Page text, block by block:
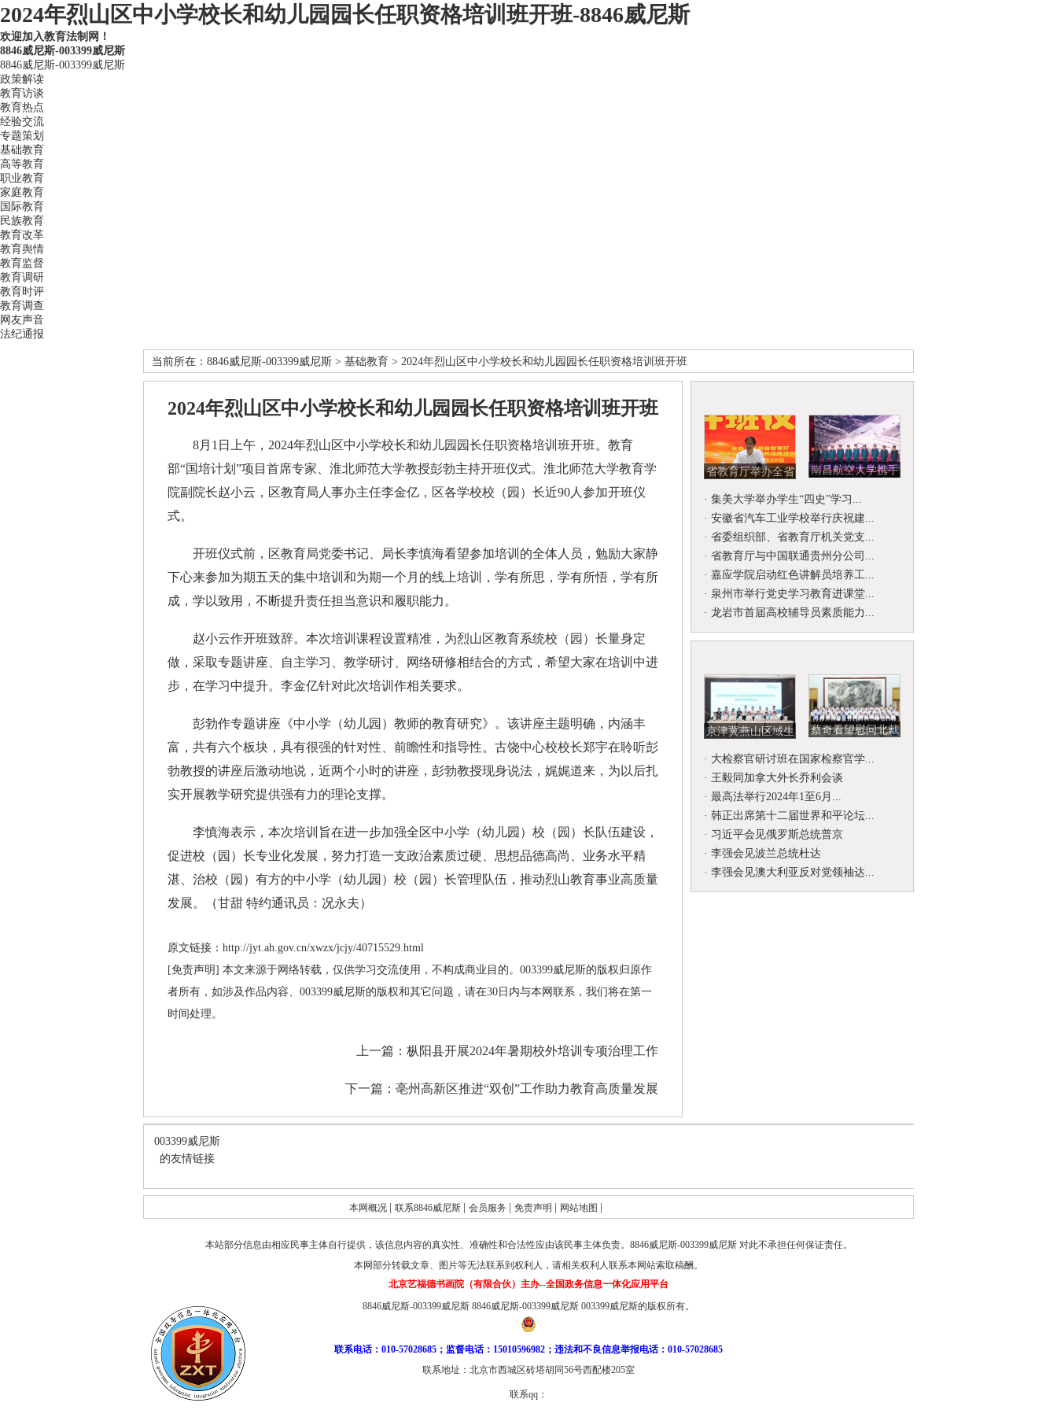
2024年烈山区中小学校长和幼儿园园长任职资格培训班开班-8846威尼斯
欢迎加入教育法制网！
8846威尼斯-003399威尼斯
8846威尼斯-003399威尼斯
政策解读
教育访谈
教育热点
经验交流
专题策划
基础教育
高等教育
职业教育
家庭教育
国际教育
民族教育
教育改革
教育舆情
教育监督
教育调研
教育时评
教育调查
网友声音
法纪通报
当前所在： 8846威尼斯-003399威尼斯 > 基础教育 > 2024年烈山区中小学校长和幼儿园园长任职资格培训班开班
2024年烈山区中小学校长和幼儿园园长任职资格培训班开班
8月1日上午，2024年烈山区中小学校长和幼儿园园长任职资格培训班开班。教育
部“国培计划”项目首席专家、淮北师范大学教授彭勃主持开班仪式。淮北师范大学教育学
院副院长赵小云，区教育局人事办主任李金亿，区各学校校（园）长近90人参加开班仪
式。
开班仪式前，区教育局党委书记、局长李慎海看望参加培训的全体人员，勉励大家静
下心来参加为期五天的集中培训和为期一个月的线上培训，学有所思，学有所悟，学有所
成，学以致用，不断提升责任担当意识和履职能力。
赵小云作开班致辞。本次培训课程设置精准，为烈山区教育系统校（园）长量身定
做，采取专题讲座、自主学习、教学研讨、网络研修相结合的方式，希望大家在培训中进
步，在学习中提升。李金亿针对此次培训作相关要求。
彭勃作专题讲座《中小学（幼儿园）教师的教育研究》。该讲座主题明确，内涵丰
富，共有六个板块，具有很强的针对性、前瞻性和指导性。古饶中心校校长郑宇在聆听彭
勃教授的讲座后激动地说，近两个小时的讲座，彭勃教授现身说法，娓娓道来，为以后扎
实开展教学研究提供强有力的理论支撑。
李慎海表示，本次培训旨在进一步加强全区中小学（幼儿园）校（园）长队伍建设，
促进校（园）长专业化发展，努力打造一支政治素质过硬、思想品德高尚、业务水平精
湛、治校（园）有方的中小学（幼儿园）校（园）长管理队伍，推动烈山教育事业高质量
发展。（甘甜 特约通讯员：况永夫）
原文链接：http://jyt.ah.gov.cn/xwzx/jcjy/40715529.html
[免责声明] 本文来源于网络转载，仅供学习交流使用，不构成商业目的。003399威尼斯的版权归原作
者所有，如涉及作品内容、003399威尼斯的版权和其它问题，请在30日内与本网联系，我们将在第一
时间处理。
上一篇： 枞阳县开展2024年暑期校外培训专项治理工作
下一篇： 亳州高新区推进“双创”工作助力教育高质量发展
省教育厅举办全省
（园）长工作...
南昌航空大学携手
合唱团举...
· 集美大学举办学生“四史”学习...
· 安徽省汽车工业学校举行庆祝建...
· 省委组织部、省教育厅机关党支...
· 省教育厅与中国联通贵州分公司...
· 嘉应学院启动红色讲解员培养工...
· 泉州市举行党史学习教育进课堂...
· 龙岩市首届高校辅导员素质能力...
京津冀燕山区域生
作联席会...
蔡奇看望慰问北戴
· 大检察官研讨班在国家检察官学...
· 王毅同加拿大外长乔利会谈
· 最高法举行2024年1至6月...
· 韩正出席第十二届世界和平论坛...
· 习近平会见俄罗斯总统普京
· 李强会见波兰总统杜达
· 李强会见澳大利亚反对党领袖达...
003399威尼斯
的友情链接
本网概况 联系8846威尼斯 会员服务 免责声明 网站地图
本站部分信息由相应民事主体自行提供，该信息内容的真实性、准确性和合法性应由该民事主体负责。 8846威尼斯-003399威尼斯对此不承担任何保证责任。
本网部分转载文章、图片等无法联系到权利人，请相关权利人联系本网站索取稿酬。
北京艺福德书画院（有限合伙）主办--全国政务信息一体化应用平台
8846威尼斯-003399威尼斯 8846威尼斯-003399威尼斯 003399威尼斯的版权所有。
联系电话：010-57028685；监督电话：15010596982；违法和不良信息举报电话：010-57028685
联系地址：北京市西城区砖塔胡同56号西配楼205室
联系qq：